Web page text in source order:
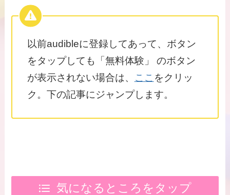
以前audibleに登録してあって、ボタン
をタップしても「無料体験」 のボタン
が表示されない場合は、
ここ をクリッ
ク。下の記事にジャンプします。
気になるところをタップ